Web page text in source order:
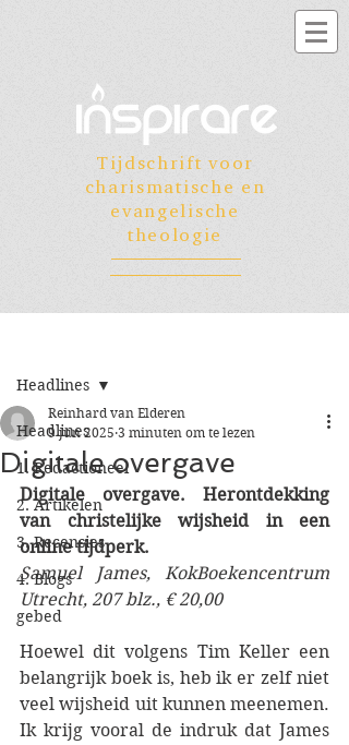
Tijdschrift voor
charismatische en
evangelische
theologie
Headlines
1. Redactioneel
2. Artikelen
3. Recensies
4. Blogs
gebed
Headlines
Digitale overgave
Reinhard van Elderen
9 jun 2025 3 minuten om te lezen
Digitale overgave. Herontdekking
van christelijke wijsheid in een
online tijdperk.
Samuel James, KokBoekencentrum
Utrecht, 207 blz., € 20,00
Hoewel dit volgens Tim Keller een
belangrijk boek is, heb ik er zelf niet
veel wijsheid uit kunnen meenemen.
Ik krijg vooral de indruk dat James